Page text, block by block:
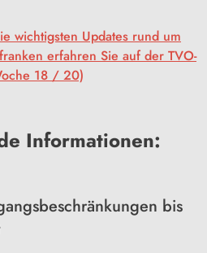
wichtigsten Updates rund um
erfahren Sie auf der TVO-
18 / 20)
Informationen:
bis